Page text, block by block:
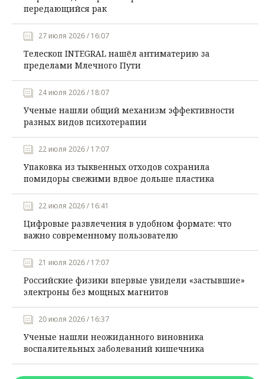
передающийся рак
27 июля 2026 / 16:07
Телескоп INTEGRAL нашёл антиматерию за
пределами Млечного Пути
24 июля 2026 / 18:07
Ученые нашли общий механизм эффективности
разных видов психотерапии
22 июля 2026 / 17:07
Упаковка из тыквенных отходов сохранила
помидоры свежими вдвое дольше пластика
22 июля 2026 / 16:41
Цифровые развлечения в удобном формате: что
важно современному пользователю
21 июля 2026 / 17:07
Российские физики впервые увидели «застывшие»
электроны без мощных магнитов
20 июля 2026 / 16:37
Ученые нашли неожиданного виновника
воспалительных заболеваний кишечника